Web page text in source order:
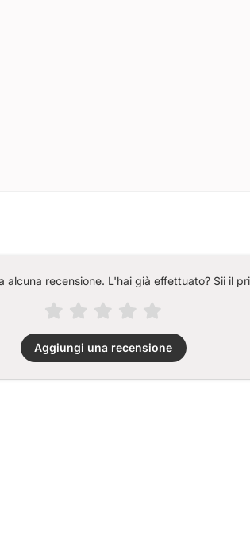
recensione. L'hai già effettuato? Sii il
Aggiungi una recensione